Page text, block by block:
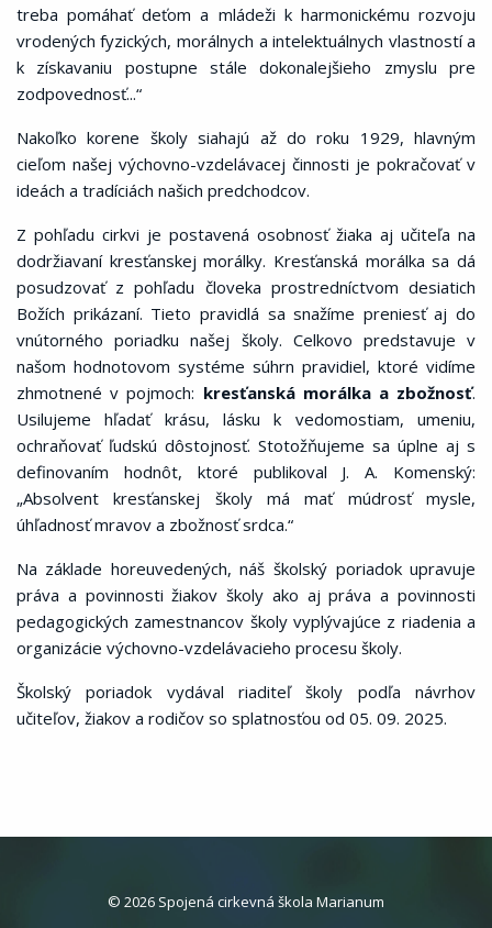
treba pomáhať deťom a mládeži k harmonickému rozvoju
vrodených fyzických, morálnych a intelektuálnych vlastností a
k získavaniu postupne stále dokonalejšieho zmyslu pre
zodpovednosť...“
Nakoľko korene školy siahajú až do roku 1929, hlavným
cieľom našej výchovno-vzdelávacej činnosti je pokračovať v
ideách a tradíciách našich predchodcov.
Z pohľadu cirkvi je postavená osobnosť žiaka aj učiteľa na
dodržiavaní kresťanskej morálky. Kresťanská morálka sa dá
posudzovať z pohľadu človeka prostredníctvom desiatich
Božích prikázaní. Tieto pravidlá sa snažíme preniesť aj do
vnútorného poriadku našej školy. Celkovo predstavuje v
našom hodnotovom systéme súhrn pravidiel, ktoré vidíme
zhmotnené v pojmoch: kresťanská morálka a zbožnosť.
Usilujeme hľadať krásu, lásku k vedomostiam, umeniu,
ochraňovať ľudskú dôstojnosť. Stotožňujeme sa úplne aj s
definovaním hodnôt, ktoré publikoval J. A. Komenský:
„Absolvent kresťanskej školy má mať múdrosť mysle,
úhľadnosť mravov a zbožnosť srdca.“
Na základe horeuvedených, náš školský poriadok upravuje
práva a povinnosti žiakov školy ako aj práva a povinnosti
pedagogických zamestnancov školy vyplývajúce z riadenia a
organizácie výchovno-vzdelávacieho procesu školy.
Školský poriadok vydával riaditeľ školy podľa návrhov
učiteľov, žiakov a rodičov so splatnosťou od 05. 09. 2025.
© 2026 Spojená cirkevná škola Marianum